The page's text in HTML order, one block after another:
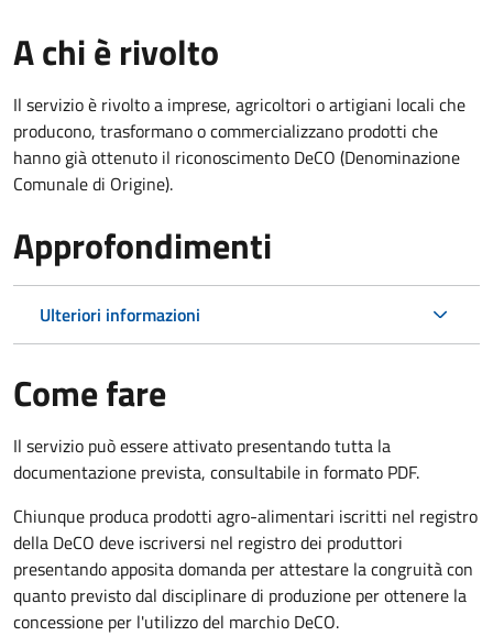
A chi è rivolto
Il servizio è rivolto a imprese, agricoltori o artigiani locali che
producono, trasformano o commercializzano prodotti che
hanno già ottenuto il riconoscimento DeCO (Denominazione
Comunale di Origine).
Approfondimenti
Ulteriori informazioni
Come fare
Il servizio può essere attivato presentando tutta la
documentazione prevista, consultabile in formato PDF.
Chiunque produca prodotti agro-alimentari iscritti nel registro
della DeCO deve iscriversi nel registro dei produttori
presentando apposita domanda per attestare la congruità con
quanto previsto dal disciplinare di produzione per ottenere la
concessione per l'utilizzo del marchio DeCO.